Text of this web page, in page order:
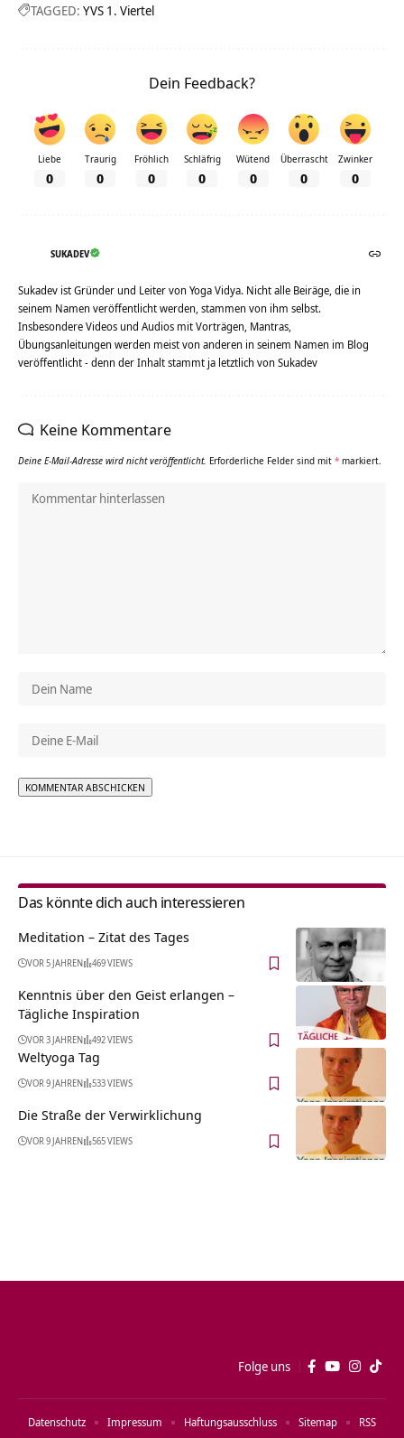
TAGGED: YVS 1. Viertel
Dein Feedback?
Liebe
0
Traurig
0
Fröhlich
0
Schläfrig
0
Wütend
0
Überrascht
0
Zwinker
0
SUKADEV
Sukadev ist Gründer und Leiter von Yoga Vidya. Nicht alle Beiräge, die in
seinem Namen veröffentlicht werden, stammen von ihm selbst.
Insbesondere Videos und Audios mit Vorträgen, Mantras,
Übungsanleitungen werden meist von anderen in seinem Namen im Blog
veröffentlicht - denn der Inhalt stammt ja letztlich von Sukadev
Keine Kommentare
Deine E-Mail-Adresse wird nicht veröffentlicht. Erforderliche Felder sind mit * markiert.
Das könnte dich auch interessieren
Meditation – Zitat des Tages
VOR 5 JAHREN 469 VIEWS
Kenntnis über den Geist erlangen –
Tägliche Inspiration
VOR 3 JAHREN 492 VIEWS
Weltyoga Tag
VOR 9 JAHREN 533 VIEWS
Die Straße der Verwirklichung
VOR 9 JAHREN 565 VIEWS
Folge uns
Datenschutz Impressum Haftungsausschluss Sitemap RSS